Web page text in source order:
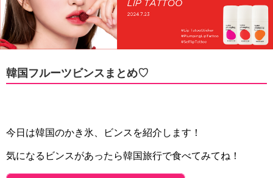
韓国フルーツビンスまとめ♡‬
今日は韓国のかき氷、ビンスを紹介します！
気になるビンスがあったら韓国旅行で食べてみてね！